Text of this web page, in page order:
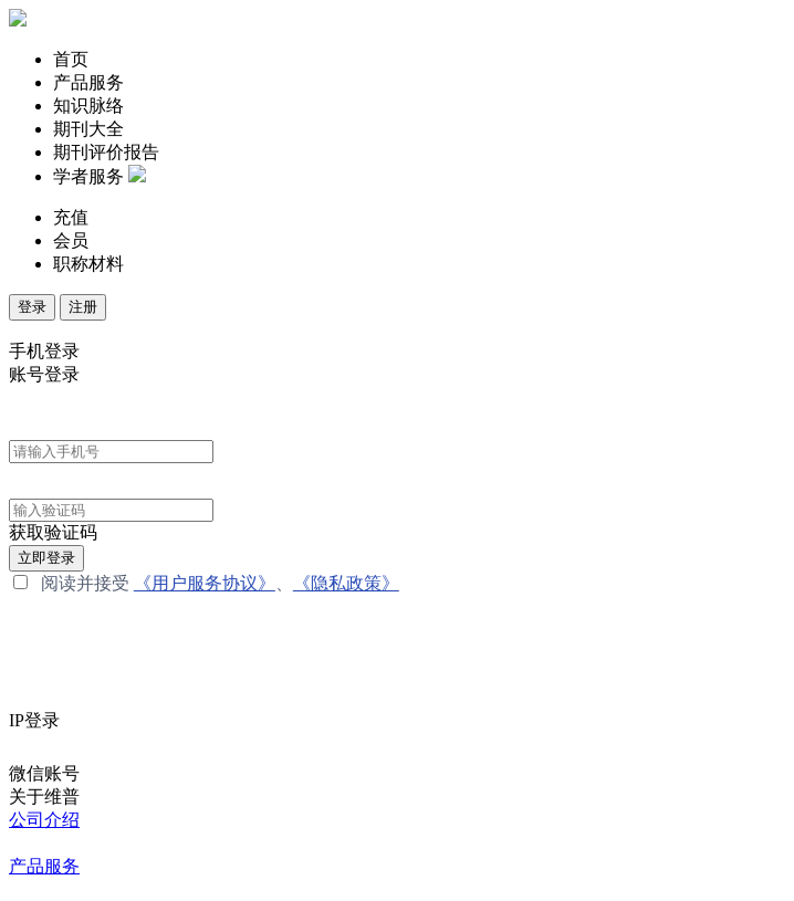
首页
产品服务
知识脉络
期刊大全
期刊评价报告
学者服务
充值
会员
职称材料
登录 注册
手机登录
账号登录
获取验证码
立即登录
阅读并接受 《用户服务协议》 《隐私政策》
IP登录
微信账号
关于维普
公司介绍
产品服务